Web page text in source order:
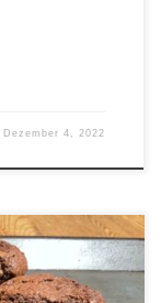
Dezember 4, 2022